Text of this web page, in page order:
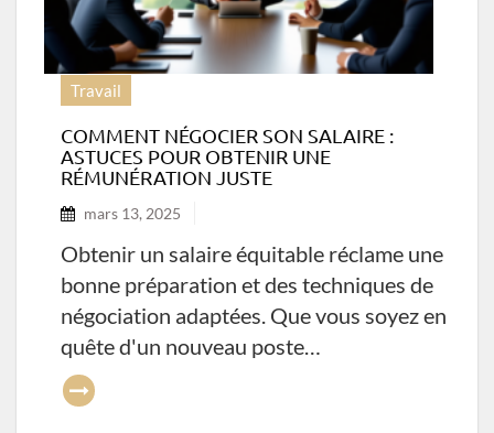
Travail
COMMENT NÉGOCIER SON SALAIRE :
ASTUCES POUR OBTENIR UNE
RÉMUNÉRATION JUSTE
mars 13, 2025
Obtenir un salaire équitable réclame une
bonne préparation et des techniques de
négociation adaptées. Que vous soyez en
quête d'un nouveau poste…